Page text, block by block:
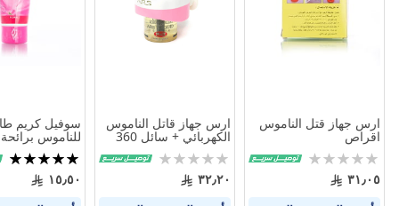
ارس جهاز قتل الناموس
اقراص
Rating:
0%
٣١٫٠٥
ارس جهاز قاتل الناموس
الكهربائي + سائل 360
ساعة مجانا
Rating:
0%
٣٢٫٢٠
سوفيل كريم
للناموس برائحة
50مل
تقييم:
100%
١٥٫٥٠